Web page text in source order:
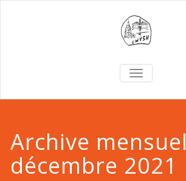
TOGGLE
NAVIGATION
Archive
décembre 2021